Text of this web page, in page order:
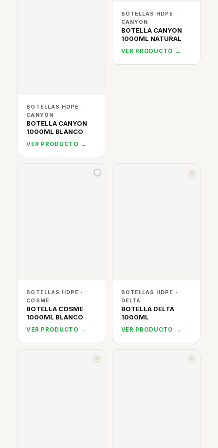
BOTELLAS HDPE ·
CANYON
BOTELLA CANYON
1000ML BLANCO
VER PRODUCTO →
BOTELLAS HDPE ·
CANYON
BOTELLA CANYON
1000ML NATURAL
VER PRODUCTO →
BOTELLAS HDPE ·
COSME
BOTELLA COSME
1000ML BLANCO
VER PRODUCTO →
BOTELLAS HDPE ·
DELTA
BOTELLA DELTA
1000ML
VER PRODUCTO →